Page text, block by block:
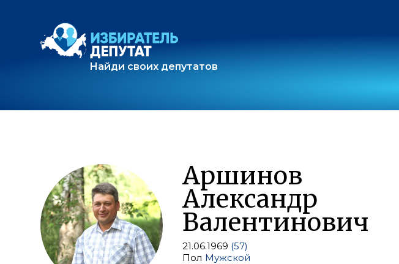
Найди своих депутатов
Аршинов
Александр
Валентинович
21.06.1969 (57)
Пол Мужской